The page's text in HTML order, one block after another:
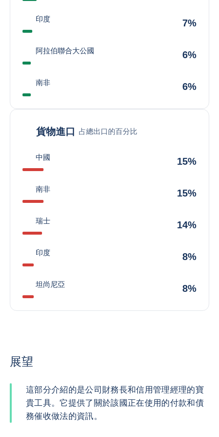
印度 7%
阿拉伯聯合大公國 6%
南非 6%
貨物進口 占總出口的百分比
中國 15%
南非 15%
瑞士 14%
印度 8%
坦尚尼亞 8%
展望
這部分介紹的是公司財務長和信用管理經理的寶
貴工具。它提供了關於該國正在使用的付款和債
務催收做法的資訊。